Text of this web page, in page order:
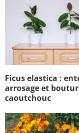
Ficus elastica :
arrosage et
caoutchouc